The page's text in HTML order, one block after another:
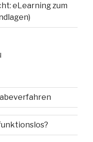
eLearning zum